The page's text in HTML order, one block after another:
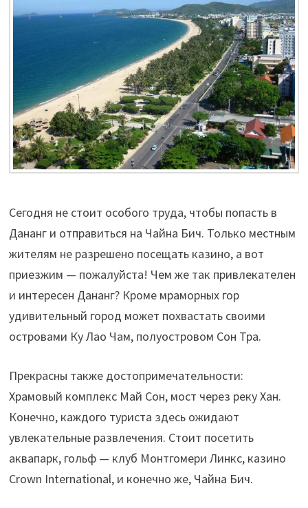
Сегодня не стоит особого труда, чтобы попасть в
Дананг и отправиться на Чайна Бич. Только местным
жителям не разрешено посещать казино, а вот
приезжим — пожалуйста! Чем же так привлекателен
и интересен Дананг? Кроме мраморных гор
удивительный город может похвастать своими
островами Ку Лао Чам, полуостровом Сон Тра.
Прекрасны также достопримечательности:
Храмовый комплекс Май Сон, мост через реку Хан.
Конечно, каждого туриста здесь ожидают
увлекательные развлечения. Стоит посетить
аквапарк, гольф — клуб Монтгомери Линкс, казино
Crown International, и конечно же, Чайна Бич.